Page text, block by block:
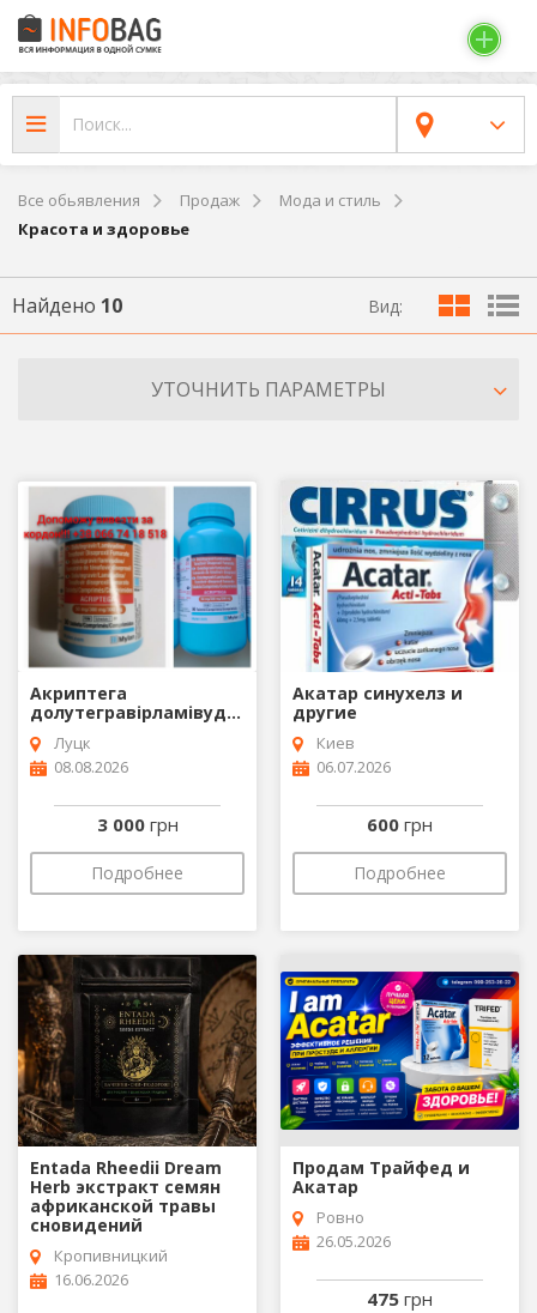
Все обьявления Продаж
Мода и стиль
Красота и здоровье
Найдено 10 Вид:
УТОЧНИТЬ ПАРАМЕТРЫ
Акриптега
долутегравірламівудінтенофовир
Луцк
08.08.2026
3 000 грн
Подробнее
Акатар синухелз и
другие
Киев
06.07.2026
600 грн
Подробнее
Entada Rheedii Dream
Herb экстракт семян
африканской травы
сновидений
Кропивницкий
16.06.2026
Продам Трайфед и
Акатар
Ровно
26.05.2026
475 грн